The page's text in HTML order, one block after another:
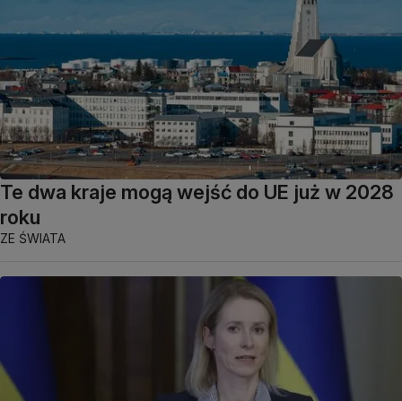
Te dwa kraje mogą wejść do UE już w 2028
roku
ZE ŚWIATA